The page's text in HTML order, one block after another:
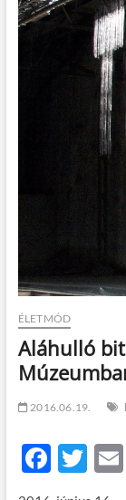
ÉLETMÓD
Aláhulló
2016.06.19.
F
ac
T
w